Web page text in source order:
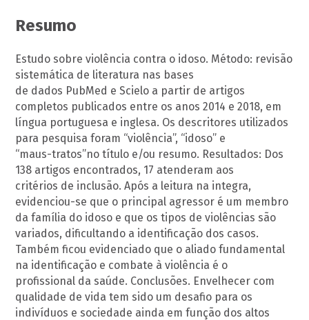
Resumo
Estudo sobre violência contra o idoso. Método: revisão
sistemática de literatura nas bases
de dados PubMed e Scielo a partir de artigos
completos publicados entre os anos 2014 e 2018, em
língua portuguesa e inglesa. Os descritores utilizados
para pesquisa foram “violência”, “idoso” e
“maus-tratos”no título e/ou resumo. Resultados: Dos
138 artigos encontrados, 17 atenderam aos
critérios de inclusão. Após a leitura na integra,
evidenciou-se que o principal agressor é um membro
da família do idoso e que os tipos de violências são
variados, dificultando a identificação dos casos.
Também ficou evidenciado que o aliado fundamental
na identificação e combate à violência é o
profissional da saúde. Conclusões. Envelhecer com
qualidade de vida tem sido um desafio para os
indivíduos e sociedade ainda em função dos altos